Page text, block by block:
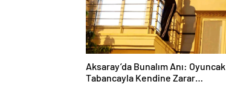
Aksaray’da Bunalım Anı: Oyuncak
Tabancayla Kendine Zarar